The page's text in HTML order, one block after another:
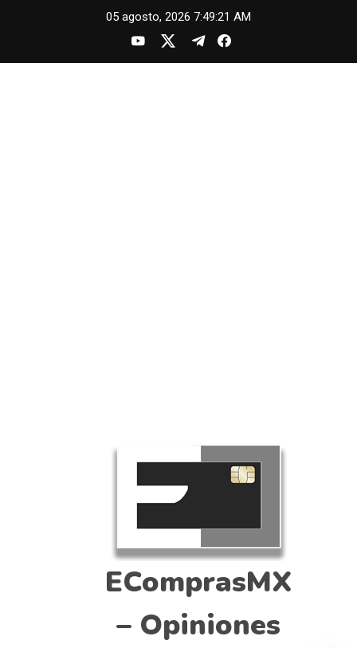
05 agosto, 2026 7:49:22 AM
EComprasMX
– Opiniones